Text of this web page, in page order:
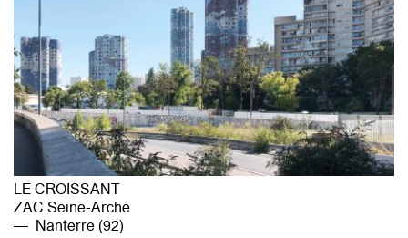
LE CROISSANT
ZAC Seine-Arche
Nanterre (92)